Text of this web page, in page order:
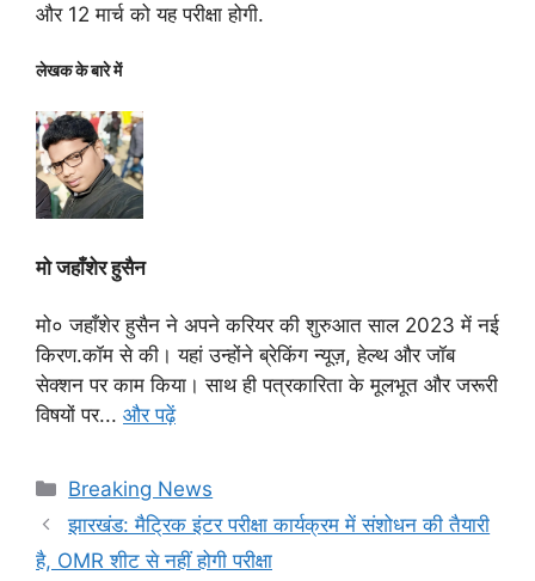
और 12 मार्च को यह परीक्षा होगी.
लेखक के बारे में
मो जहाँशेर हुसैन
मो० जहाँशेर हुसैन ने अपने करियर की शुरुआत साल 2023 में नई
किरण.कॉम से की। यहां उन्होंने ब्रेकिंग न्यूज़, हेल्थ और जॉब
सेक्शन पर काम किया। साथ ही पत्रकारिता के मूलभूत और जरूरी
विषयों पर... और पढ़ें
Categories
Breaking News
झारखंड: मैट्रिक इंटर परीक्षा कार्यक्रम में संशोधन की तैयारी
है, OMR शीट से नहीं होगी परीक्षा